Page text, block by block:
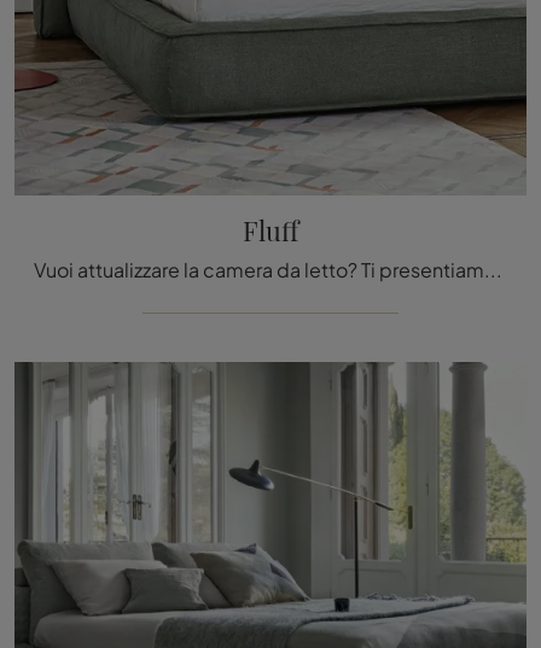
Fluff
Vuoi attualizzare la camera da letto? Ti presentiamo il letto in tessuto Fluff di Bonaldo per spazi moderni.